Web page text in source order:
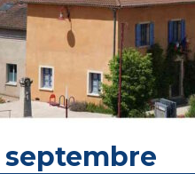
septembre